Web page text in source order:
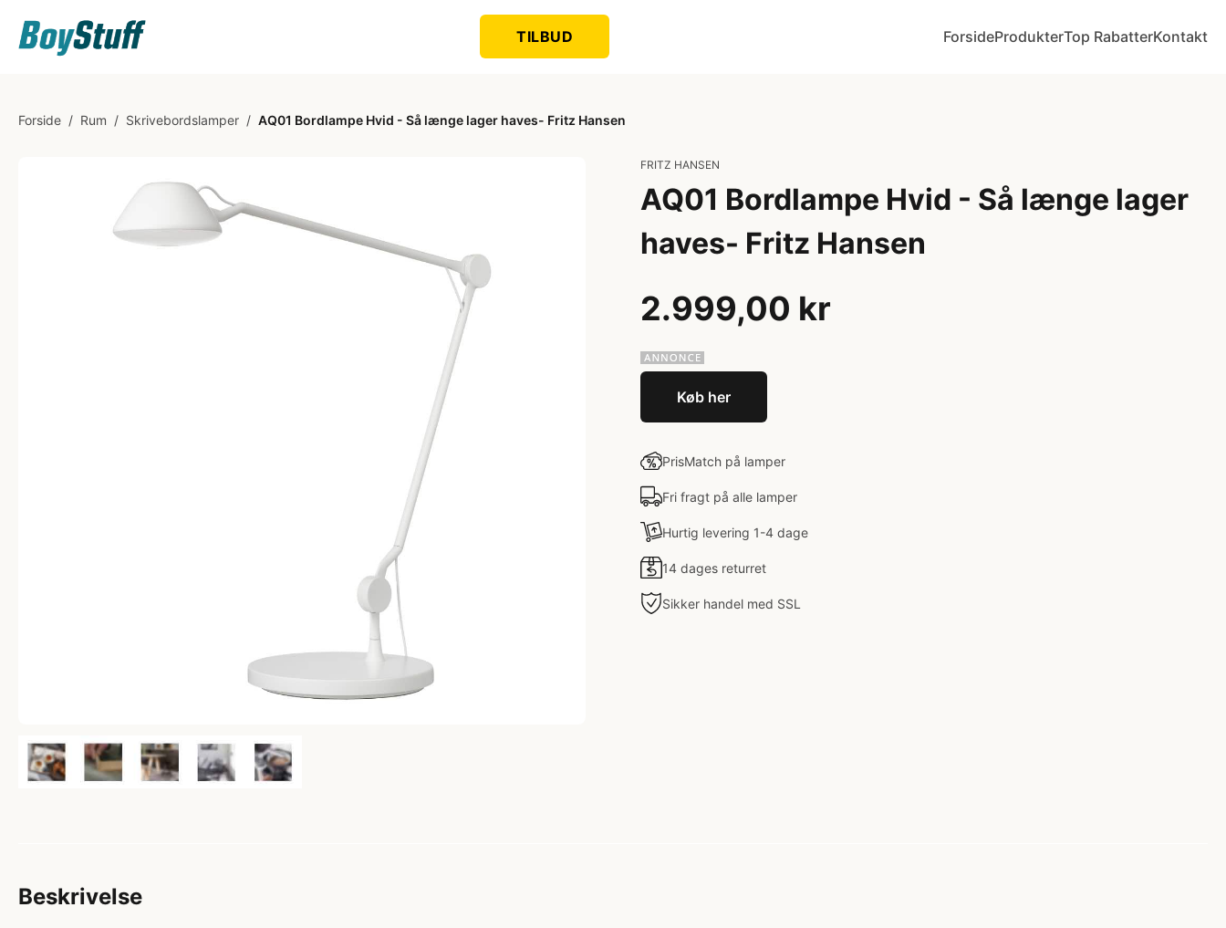
TILBUD ForsideProdukterTop RabatterKontakt
Forside / Rum / Skrivebordslamper / AQ01 Bordlampe Hvid - Så længe lager haves- Fritz Hansen
FRITZ HANSEN
AQ01 Bordlampe Hvid - Så længe lager
haves- Fritz Hansen
2.999,00 kr
Køb her
PrisMatch på lamper
Fri fragt på alle lamper
Hurtig levering 1-4 dage
14 dages returret
Sikker handel med SSL
Beskrivelse